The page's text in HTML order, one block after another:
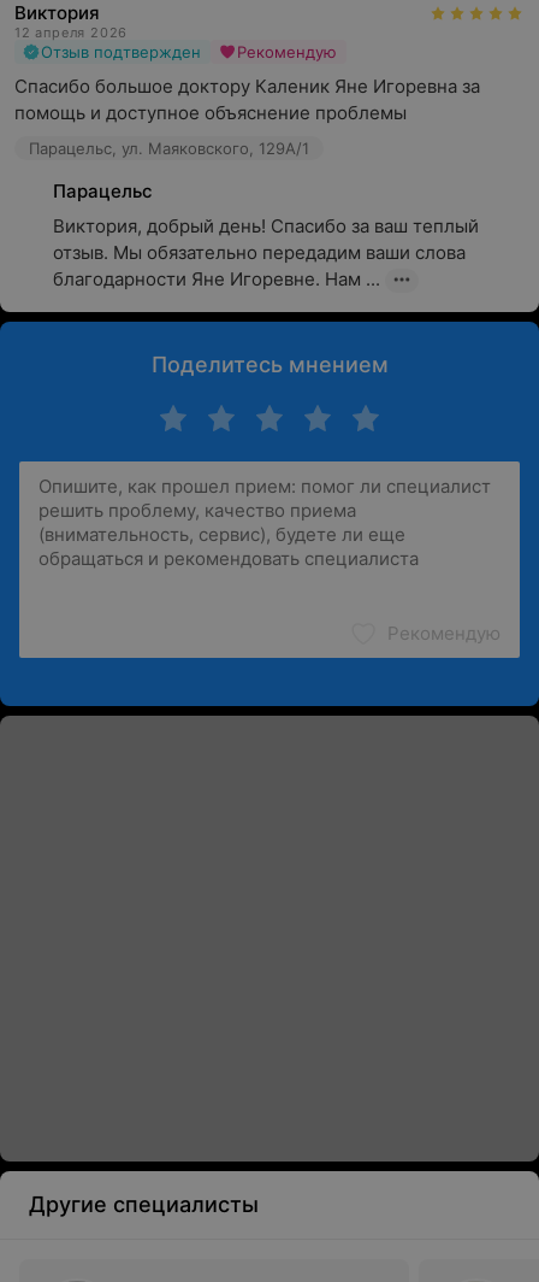
Виктория
12 апреля 2026
Отзыв подтвержден Рекомендую
Спасибо большое доктору Каленик Яне Игоревна за
помощь и доступное объяснение проблемы
Парацельс, ул. Маяковского, 129А/1
Парацельс
Виктория, добрый день! Спасибо за ваш теплый
отзыв. Мы обязательно передадим ваши слова
благодарности Яне Игоревне. Нам ...
Поделитесь мнением
Рекомендую
Другие специалисты